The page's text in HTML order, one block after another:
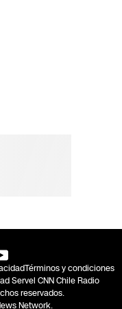
Términos y condiciones
Servel CNN Chile Radio
reservados.
Network.